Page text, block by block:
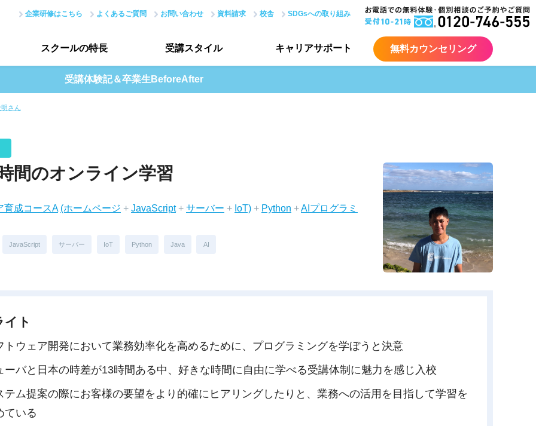
企業研修はこちら よくあるご質問 お問い合わせ 資料請求 校舎 SDGsへの取り組み
スクールの特長
スクールの特長トップ
最新で正確なスキル
アカデミーネットワーク
受講スタイル
受講スタイルトップ
キャリアサポート 無料カウンセリング
受講体験記＆卒業生BeforeAfter
さん
間のオンライン学習
育成コースA (ホームページ + JavaScript+ サーバー + IoT) + Python +AIプログラミ
JavaScript サーバー IoT Python Java AI
イト
トウェア開発において業務効率化を高めるために、プログラミングを学ぼうと決意
ーバと日本の時差が13時間ある中、好きな時間に自由に学べる受講体制に魅力を感じ入校
テム提案の際にお客様の要望をより的確にヒアリングしたりと、業務への活用を目指して学習を
ている